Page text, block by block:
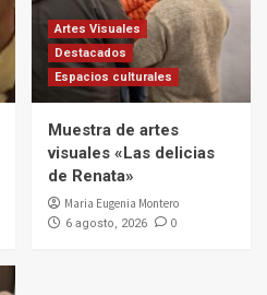
Artes Visuales
Destacados
Espacios culturales
Muestra de artes
visuales «Las delicias
de Renata»
Maria Eugenia Montero
6 agosto, 2026 0